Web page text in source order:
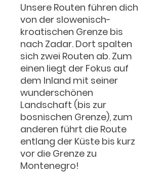
Unsere Routen führen dich
von der slowenisch-
kroatischen Grenze bis
nach Zadar. Dort spalten
sich zwei Routen ab. Zum
einen liegt der Fokus auf
dem Inland mit seiner
wunderschönen
Landschaft (bis zur
bosnischen Grenze), zum
anderen führt die Route
entlang der Küste bis kurz
vor die Grenze zu
Montenegro!